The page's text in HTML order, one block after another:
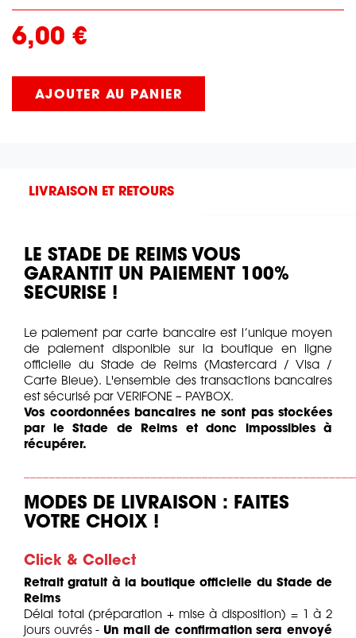
6,00 €
AJOUTER AU PANIER
LIVRAISON ET RETOURS
LE STADE DE REIMS VOUS
GARANTIT UN PAIEMENT 100%
SECURISE !
Le paiement par carte bancaire est l’unique moyen
de paiement disponible sur la boutique en ligne
officielle du Stade de Reims (Mastercard / Visa /
Carte Bleue). L'ensemble des transactions bancaires
est sécurisé par VERIFONE – PAYBOX.
Vos coordonnées bancaires ne sont pas stockées
par le Stade de Reims et donc impossibles à
récupérer.
MODES DE LIVRAISON : FAITES
VOTRE CHOIX !
Click & Collect
Retrait gratuit à la boutique officielle du Stade de
Reims
Délai total (préparation + mise à disposition) = 1 à 2
jours ouvrés - Un mail de confirmation sera envoyé